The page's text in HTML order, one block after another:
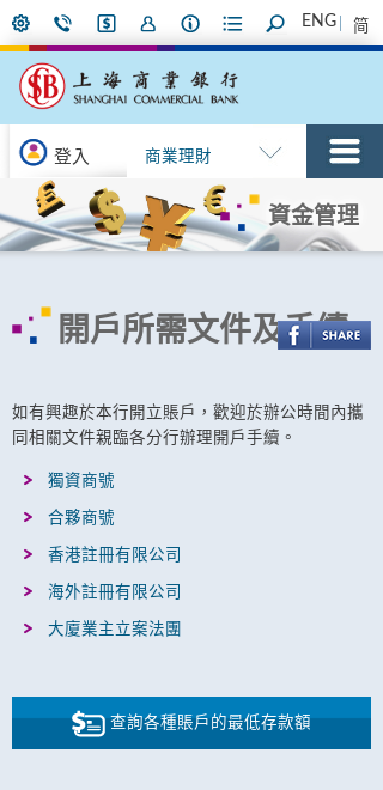
ENG 简
登入 商業理財
資金管理
開戶所需文件及手續
如有興趣於本行開立賬戶，歡迎於辦公時間內攜
同相關文件親臨各分行辦理開戶手續。
獨資商號
合夥商號
香港註冊有限公司
海外註冊有限公司
大廈業主立案法團
查詢各種賬戶的最低存款額